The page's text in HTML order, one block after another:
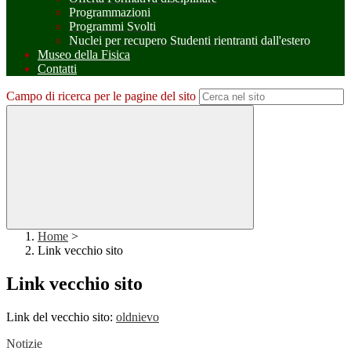
Programmazioni
Programmi Svolti
Nuclei per recupero Studenti rientranti dall'estero
Museo della Fisica
Contatti
Campo di ricerca per le pagine del sito
Home >
Link vecchio sito
Link vecchio sito
Link del vecchio sito: oldnievo
Notizie